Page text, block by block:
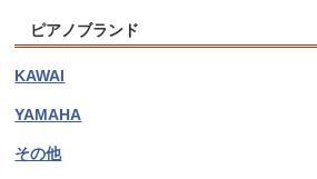
ピアノブランド
KAWAI
YAMAHA
その他